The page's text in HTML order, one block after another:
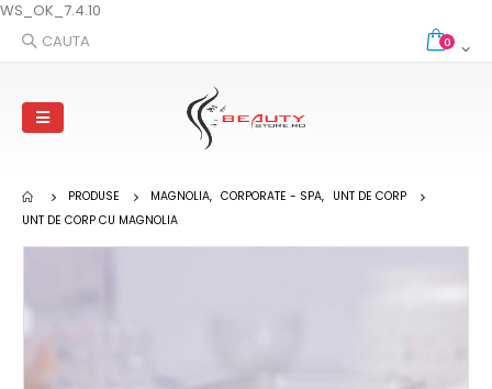
WS_OK_7.4.10
CAUTA
0
PRODUSE MAGNOLIA, CORPORATE - SPA, UNT DE CORP
UNT DE CORP CU MAGNOLIA